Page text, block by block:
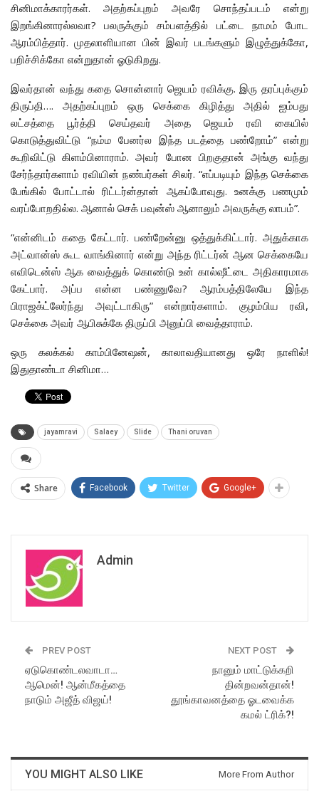
சினிமாக்காரர்கள். அதற்கப்புறம் அவரே சொந்தப்படம் என்று
இறங்கினாரல்லவா? பலருக்கும் சம்பளத்தில் பட்டை நாமம் போட
ஆரம்பித்தார். முதலாளியான பின் இவர் படங்களும் இழுத்துக்கோ,
பறிச்சிக்கோ என்றுதான் ஓடுகிறது.
இவர்தான் வந்து கதை சொன்னார் ஜெயம் ரவிக்கு. இரு தரப்புக்கும்
திருப்தி…. அதற்கப்புறம் ஒரு செக்கை கிழித்து அதில் ஐம்பது
லட்சத்தை பூர்த்தி செய்தவர் அதை ஜெயம் ரவி கையில்
கொடுத்துவிட்டு “நம்ம பேனர்ல இந்த படத்தை பண்றோம்” என்று
கூறிவிட்டு கிளம்பினாராம். அவர் போன பிறகுதான் அங்கு வந்து
சேர்ந்தார்களாம் ரவியின் நண்பர்கள் சிலர். “எப்படியும் இந்த செக்கை
பேங்கில் போட்டால் ரிட்டர்ன்தான் ஆகப்போவுது. உனக்கு பணமும்
வரப்போறதில்ல. ஆனால் செக் பவுன்ஸ் ஆனாலும் அவருக்கு லாபம்”.
“என்னிடம் கதை கேட்டார். பண்றேன்னு ஒத்துக்கிட்டார். அதுக்காக
அட்வான்ஸ் கூட வாங்கினார் என்று அந்த ரிட்டர்ன் ஆன செக்கையே
எவிடென்ஸ் ஆக வைத்துக் கொண்டு உன் கால்ஷீட்டை அதிகாரமாக
கேட்பார். அப்ப என்ன பண்ணுவே? ஆரம்பத்திலேயே இந்த
பிராஜக்ட்லேர்ந்து அவுட்டாகிரு” என்றார்களாம். குழம்பிய ரவி,
செக்கை அவர் ஆபிசுக்கே திருப்பி அனுப்பி வைத்தாராம்.
ஒரு கலக்கல் காம்பினேஷன், காலாவதியானது ஒரே நாளில்!
இதுதாண்டா சினிமா…
jayamravi Salaey Slide Thani oruvan
Share Facebook Twitter Google+
Admin
PREV POST
ஏடுகொண்டலவாடா…
ஆமென்! ஆன்மீகத்தை
நாடும் அஜீத் விஜய்!
NEXT POST
நானும் மாட்டுக்கறி
தின்றவன்தான்!
தூங்காவனத்தை ஓடவைக்க
கமல் ட்ரிக்?!
YOU MIGHT ALSO LIKE More From Author